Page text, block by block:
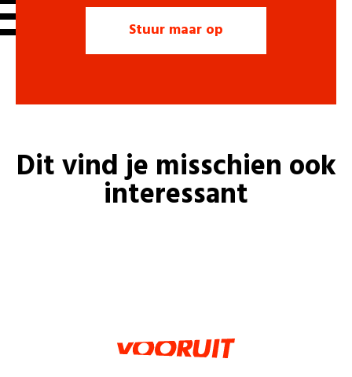
Dit vind je misschien ook
interessant